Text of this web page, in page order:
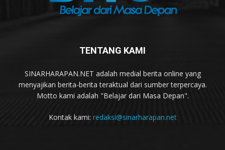
TENTANG KAMI
SINARHARAPAN.NET adalah medial berita online yang
menyajikan berita-berita teraktual dari sumber terpercaya.
Motto kami adalah "Belajar dari Masa Depan".
Kontak kami: redaksi@sinarharapan.net